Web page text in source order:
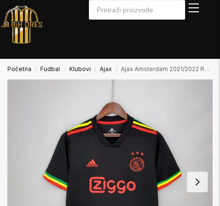
Početna / Fudbal / Klubovi / Ajax / Ajax Amsterdam 2021/2022 Rasta Bob Marley Edition